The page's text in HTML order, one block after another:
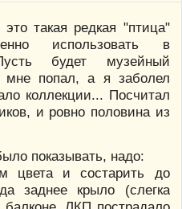
такая редкая "птица"
использовать в
будет музейный
мне попал, а я заболел
коллекции... Посчитал
и ровно половина из
показывать, надо:
цвета и состарить до
заднее крыло (слегка